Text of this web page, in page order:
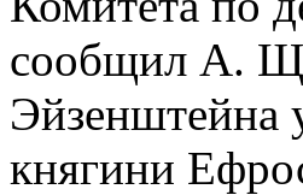
сообщил А.
Эйзенштейна
княгини